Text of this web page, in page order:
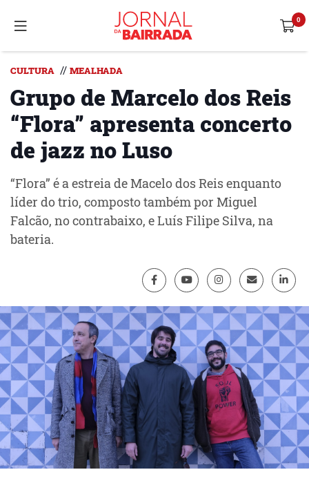
CULTURA // MEALHADA
Grupo de Marcelo dos Reis
“Flora” apresenta concerto
de jazz no Luso
“Flora” é a estreia de Macelo dos Reis enquanto
líder do trio, composto também por Miguel
Falcão, no contrabaixo, e Luís Filipe Silva, na
bateria.